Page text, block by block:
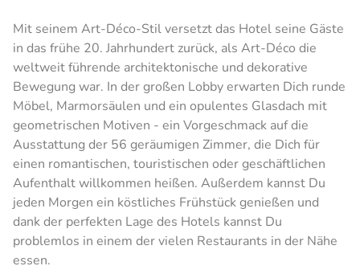
Mit seinem Art-Déco-Stil versetzt das Hotel seine Gäste
in das frühe 20. Jahrhundert zurück, als Art-Déco die
weltweit führende architektonische und dekorative
Bewegung war. In der großen Lobby erwarten Dich runde
Möbel, Marmorsäulen und ein opulentes Glasdach mit
geometrischen Motiven - ein Vorgeschmack auf die
Ausstattung der 56 geräumigen Zimmer, die Dich für
einen romantischen, touristischen oder geschäftlichen
Aufenthalt willkommen heißen. Außerdem kannst Du
jeden Morgen ein köstliches Frühstück genießen und
dank der perfekten Lage des Hotels kannst Du
problemlos in einem der vielen Restaurants in der Nähe
essen.